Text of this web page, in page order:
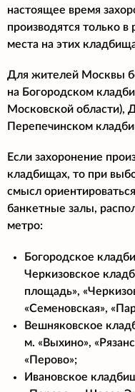
настоящее время
производятся только
места на этих
Для жителей Москвы
на Богородском
Московской
Перепечинском
Если захоронение
кладбищах, то при
смысл
банкетные залы,
метро:
Богородское
Черкизовское
площадь»,
«Семеновская»,
Вешняковское
м. «Выхино»,
«Перово»;
Ивановское